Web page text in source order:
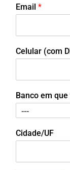
Email *
Celular (com
Banco em
Cidade/UF